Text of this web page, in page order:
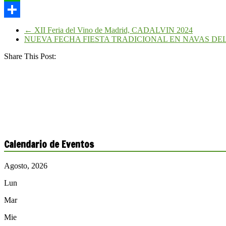
WhatsApp
Compartir
← XII Feria del Vino de Madrid, CADALVIN 2024
NUEVA FECHA FIESTA TRADICIONAL EN NAVAS
Share This Post:
Calendario de Eventos
Agosto, 2026
Lun
Mar
Mie